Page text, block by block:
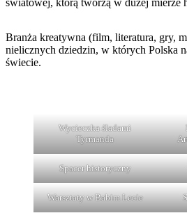
Branża kreatywna (film, literatura, gry,
nielicznych dziedzin, w których Polska
świecie.
Wycieczka śladami
Tyrmanda
Spacer historyczny
Warsztaty w Babim Lecie